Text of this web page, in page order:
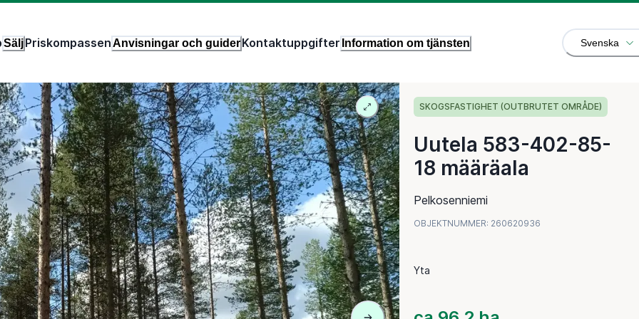
SäljPriskompassenAnvisningar och guiderKontaktuppgifter Information om tjänsten Svenska
SKOGSFASTIGHET (OUTBRUTET OMRÅDE)
Uutela 583-402-85-
18 määräala
Pelkosenniemi
OBJEKTNUMMER: 260620936
Yta